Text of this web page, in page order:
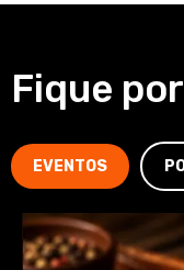
Fique
EVENTOS